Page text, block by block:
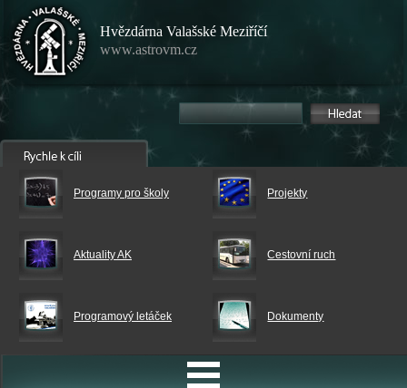
Hvězdárna Valašské Meziříčí
www.astrovm.cz
Programy pro školy Projekty
Aktuality AK Cestovní ruch
Programový letáček Dokumenty